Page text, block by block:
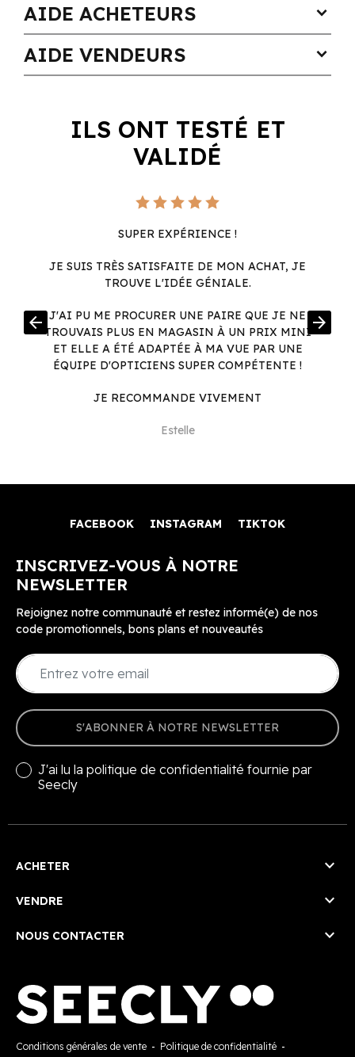
AIDE ACHETEURS expand_more
AIDE VENDEURS expand_more
ILS ONT TESTÉ ET
VALIDÉ
SUPER EXPÉRIENCE !
JE SUIS TRÈS SATISFAITE DE MON ACHAT, JE
TROUVE L'IDÉE GÉNIALE.
J'AI PU ME PROCURER UNE PAIRE QUE JE NE
TROUVAIS PLUS EN MAGASIN À UN PRIX MINI
ET ELLE A ÉTÉ ADAPTÉE À MA VUE PAR UNE
ÉQUIPE D'OPTICIENS SUPER COMPÉTENTE !
JE RECOMMANDE VIVEMENT
Estelle
arrow_back arrow_forward
FACEBOOK INSTAGRAM TIKTOK
INSCRIVEZ-VOUS À NOTRE
NEWSLETTER
Rejoignez notre communauté et restez informé(e) de nos
code promotionnels, bons plans et nouveautés
S'ABONNER À NOTRE NEWSLETTER
J'ai lu la politique de confidentialité fournie par
Seecly
ACHETER 
VENDRE 
NOUS CONTACTER 
Conditions générales de vente - Politique de confidentialité -